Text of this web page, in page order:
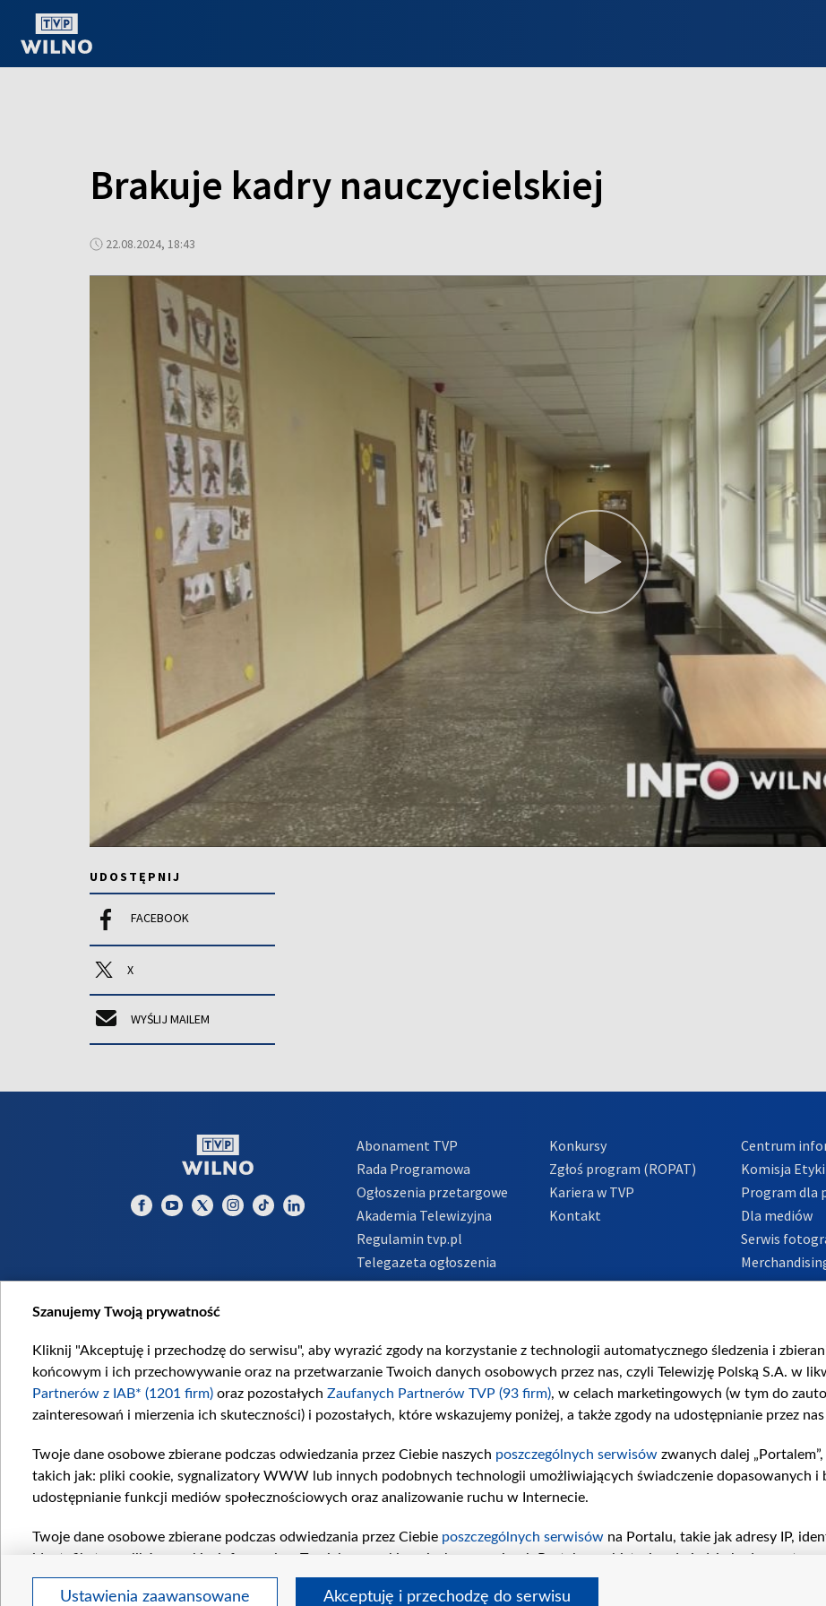
Brakuje kadry nauczycielskiej
22.08.2024, 18:43
UDOSTĘPNIJ
FACEBOOK
X
WYŚLIJ MAILEM
Abonament TVP
Rada Programowa
Ogłoszenia przetargowe
Akademia Telewizyjna
Regulamin tvp.pl
Telegazeta ogłoszenia
Informacje o nadawcy
Konkursy
Zgłoś program (ROPAT)
Kariera w TVP
Kontakt
Centrum
Komisja Etyki
Program dla
Dla mediów
Serwis
Polityka
Szanujemy Twoją prywatność
Kliknij "Akceptuję i przechodzę do serwisu", aby wyrazić zgody na korzystanie z technologii automatycznego śledzenia i
końcowym i ich przechowywanie oraz na przetwarzanie Twoich danych osobowych przez nas, czyli Telewizję Polską S.A. w
Partnerów z IAB* (1201 firm) oraz pozostałych Zaufanych Partnerów TVP (93 firm), w celach marketingowych (w tym do
zainteresowań i mierzenia ich skuteczności) i pozostałych, które wskazujemy poniżej, a także zgody na udostępnianie przez
Twoje dane osobowe zbierane podczas odwiedzania przez Ciebie naszych poszczególnych serwisów zwanych dalej
takich jak: pliki cookie, sygnalizatory WWW lub innych podobnych technologii umożliwiających świadczenie dopasowanych i
udostępnianie funkcji mediów społecznościowych oraz analizowanie ruchu w Internecie.
Twoje dane osobowe zbierane podczas odwiedzania przez Ciebie poszczególnych serwisów na Portalu, takie jak adresy IP,
identyfikatory plików cookie, informacje o Twoich wyszukiwaniach w serwisach Portalu czy historia odwiedzin będą
pozostałychZaufanych Partnerów TVP
dla realizacji następujących celów i funkcji: przechowywania informacji na
wyboru spersonalizowanych reklam, tworzenia profilu spersonalizowanych reklam, tworzenia profilu spersonalizowanych
Ustawienia zaawansowane Akceptuję i przechodzę do serwisu